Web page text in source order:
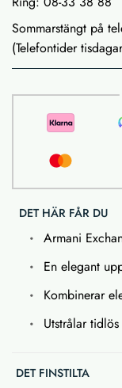
Sommarstängt på
(Telefontider
DET HÄR FÅR DU
Armani
En elegant
Kombinerar
Utstrålar
DET FINSTILTA